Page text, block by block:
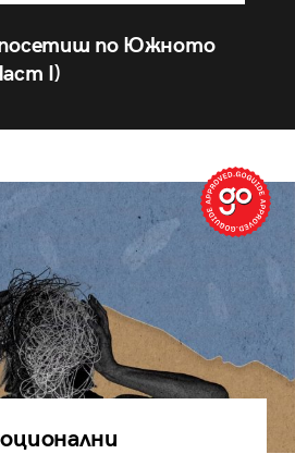
посетиш по Южното
I)